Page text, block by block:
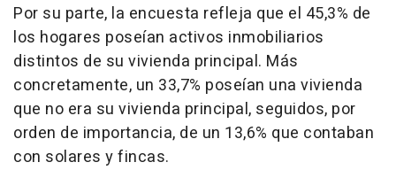
Por su parte, la encuesta refleja que el 45,3% de
los hogares poseían activos inmobiliarios
distintos de su vivienda principal. Más
concretamente, un 33,7% poseían una vivienda
que no era su vivienda principal, seguidos, por
orden de importancia, de un 13,6% que contaban
con solares y fincas.